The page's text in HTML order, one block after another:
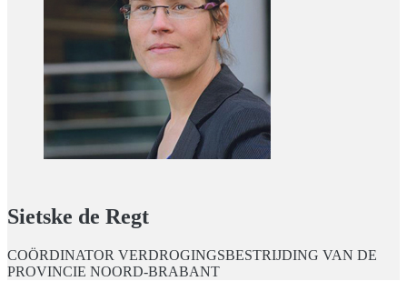
Sietske de Regt
COÖRDINATOR VERDROGINGSBESTRIJDING VAN DE
PROVINCIE NOORD-BRABANT